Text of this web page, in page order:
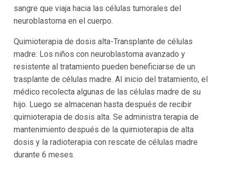
sangre que viaja hacia las células tumorales del
neuroblastoma en el cuerpo.
Quimioterapia de dosis alta-Transplante de células
madre: Los niños con neuroblastoma avanzado y
resistente al tratamiento pueden beneficiarse de un
trasplante de células madre. Al inicio del tratamiento, el
médico recolecta algunas de las células madre de su
hijo. Luego se almacenan hasta después de recibir
quimioterapia de dosis alta. Se administra terapia de
mantenimiento después de la quimioterapia de alta
dosis y la radioterapia con rescate de células madre
durante 6 meses.